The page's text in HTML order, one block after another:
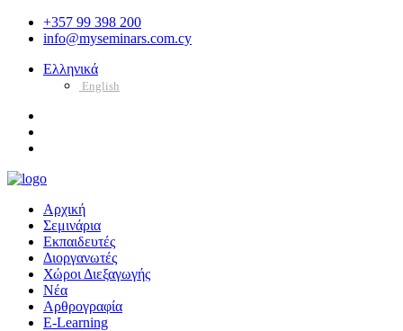
+357 99 398 200
info@myseminars.com.cy
Ελληνικά
English
Αρχική
Σεμινάρια
Εκπαιδευτές
Διοργανωτές
Χώροι Διεξαγωγής
Νέα
Αρθρογραφία
E-Learning